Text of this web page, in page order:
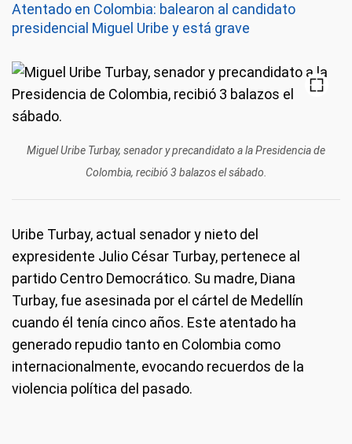
Atentado en Colombia: balearon al candidato
presidencial Miguel Uribe y está grave
Miguel Uribe Turbay, senador y precandidato a la Presidencia de
Colombia, recibió 3 balazos el sábado.
Uribe Turbay, actual senador y nieto del
expresidente Julio César Turbay, pertenece al
partido Centro Democrático. Su madre, Diana
Turbay, fue asesinada por el cártel de Medellín
cuando él tenía cinco años. Este atentado ha
generado repudio tanto en Colombia como
internacionalmente, evocando recuerdos de la
violencia política del pasado.